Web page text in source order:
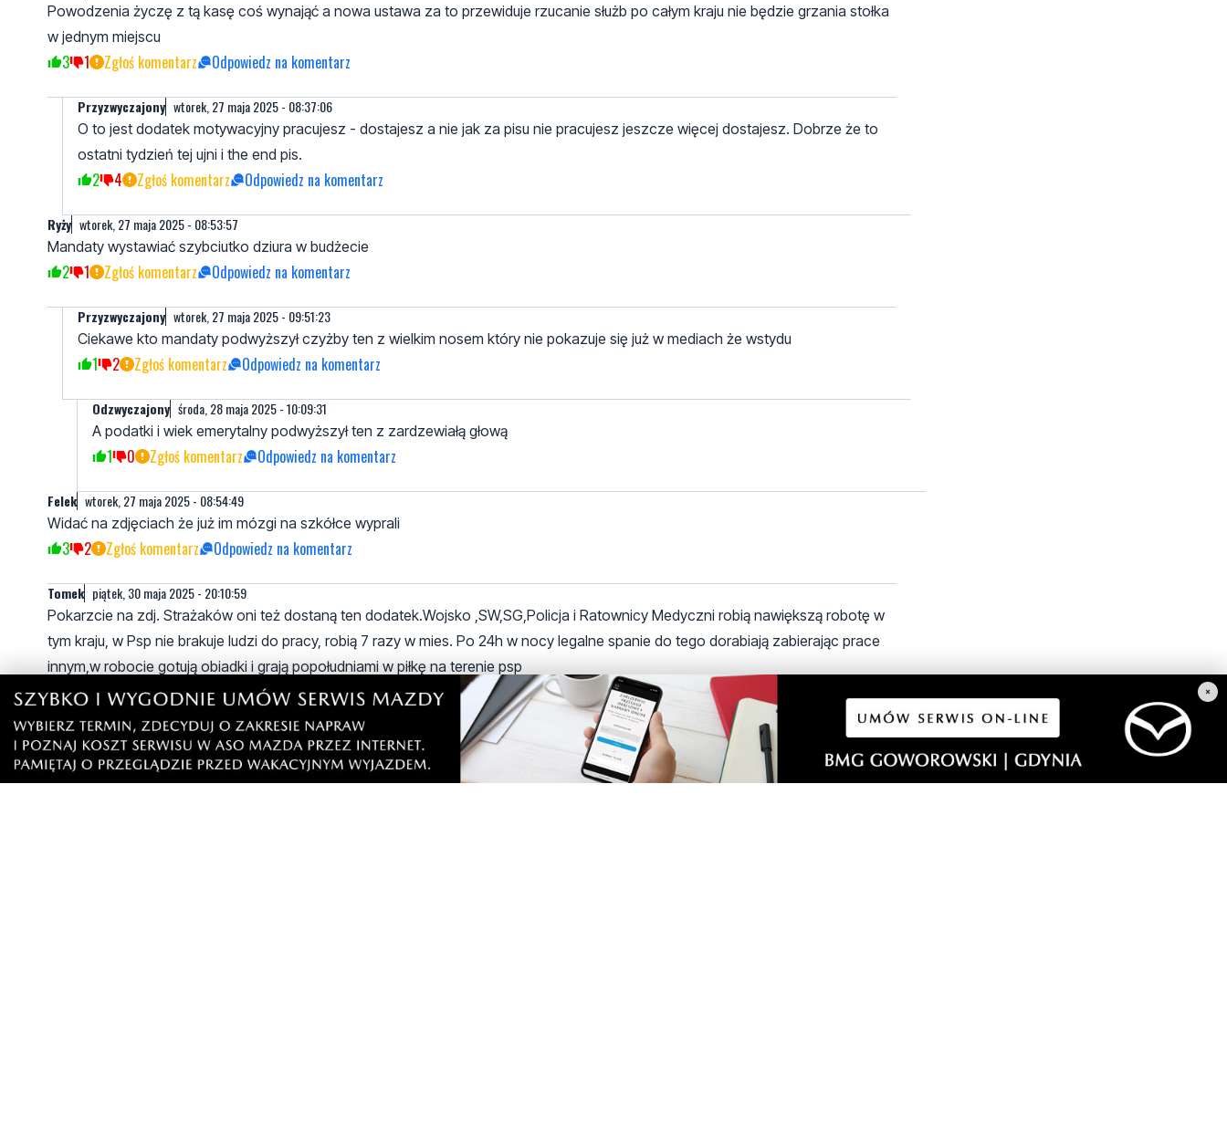
Powodzenia życzę z tą kasę coś wynająć a nowa ustawa za to przewiduje rzucanie służb po całym kraju nie będzie grzania stołka
w jednym miejscu
3 1 Zgłoś komentarz Odpowiedz na komentarz
Przyzwyczajony wtorek, 27 maja 2025 - 08:37:06
O to jest dodatek motywacyjny pracujesz - dostajesz a nie jak za pisu nie pracujesz jeszcze więcej dostajesz. Dobrze że to
ostatni tydzień tej ujni i the end pis.
2 4 Zgłoś komentarz Odpowiedz na komentarz
Ryży wtorek, 27 maja 2025 - 08:53:57
Mandaty wystawiać szybciutko dziura w budżecie
2 1 Zgłoś komentarz Odpowiedz na komentarz
Przyzwyczajony wtorek, 27 maja 2025 - 09:51:23
Ciekawe kto mandaty podwyższył czyżby ten z wielkim nosem który nie pokazuje się już w mediach że wstydu
1 2 Zgłoś komentarz Odpowiedz na komentarz
Odzwyczajony środa, 28 maja 2025 - 10:09:31
A podatki i wiek emerytalny podwyższył ten z zardzewiałą głową
1 0 Zgłoś komentarz Odpowiedz na komentarz
Felek wtorek, 27 maja 2025 - 08:54:49
Widać na zdjęciach że już im mózgi na szkółce wyprali
3 2 Zgłoś komentarz Odpowiedz na komentarz
Tomek piątek, 30 maja 2025 - 20:10:59
Pokarzcie na zdj. Strażaków oni też dostaną ten dodatek.Wojsko ,SW,SG,Policja i Ratownicy Medyczni robią nawiększą robotę w
tym kraju, w Psp nie brakuje ludzi do pracy, robią 7 razy w mies. Po 24h w nocy legalne spanie do tego dorabiają zabierając prace
innym,w robocie gotują obiadki i grają popołudniami w piłkę na terenie psp
0 0 Zgłoś komentarz Odpowiedz na komentarz ×